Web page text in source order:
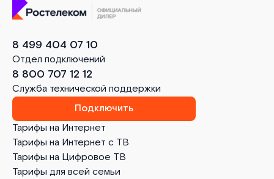
Тарифы на Интернет
Тарифы на Интернет с ТВ
Тарифы на Цифровое ТВ
Тарифы для всей семьи
8 499 404 07 10
Отдел подключений
8 800 707 12 12
Служба технической поддержки
Подключить